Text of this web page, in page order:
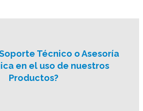
Técnico o Asesoría
en el uso de nuestros
Productos?